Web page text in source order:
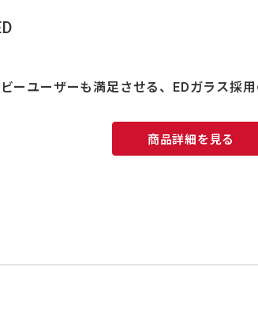
ーユーザーも満足させる、EDガラス採
商品詳細を見る